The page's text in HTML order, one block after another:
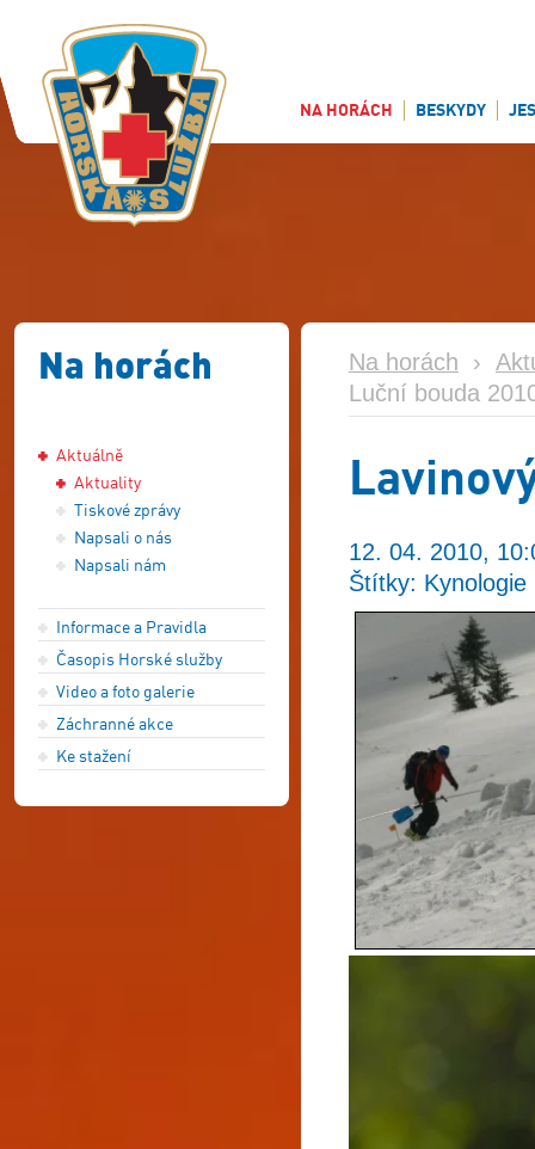
NA HORÁCH BESKYDY
Na horách
Aktuálně
Aktuality
Tiskové zprávy
Napsali o nás
Napsali nám
Informace a Pravidla
Časopis Horské služby
Video a foto galerie
Záchranné akce
Ke stažení
Na horách ›
Luční bouda
12. 04. 2010,
Štítky: Kynologie